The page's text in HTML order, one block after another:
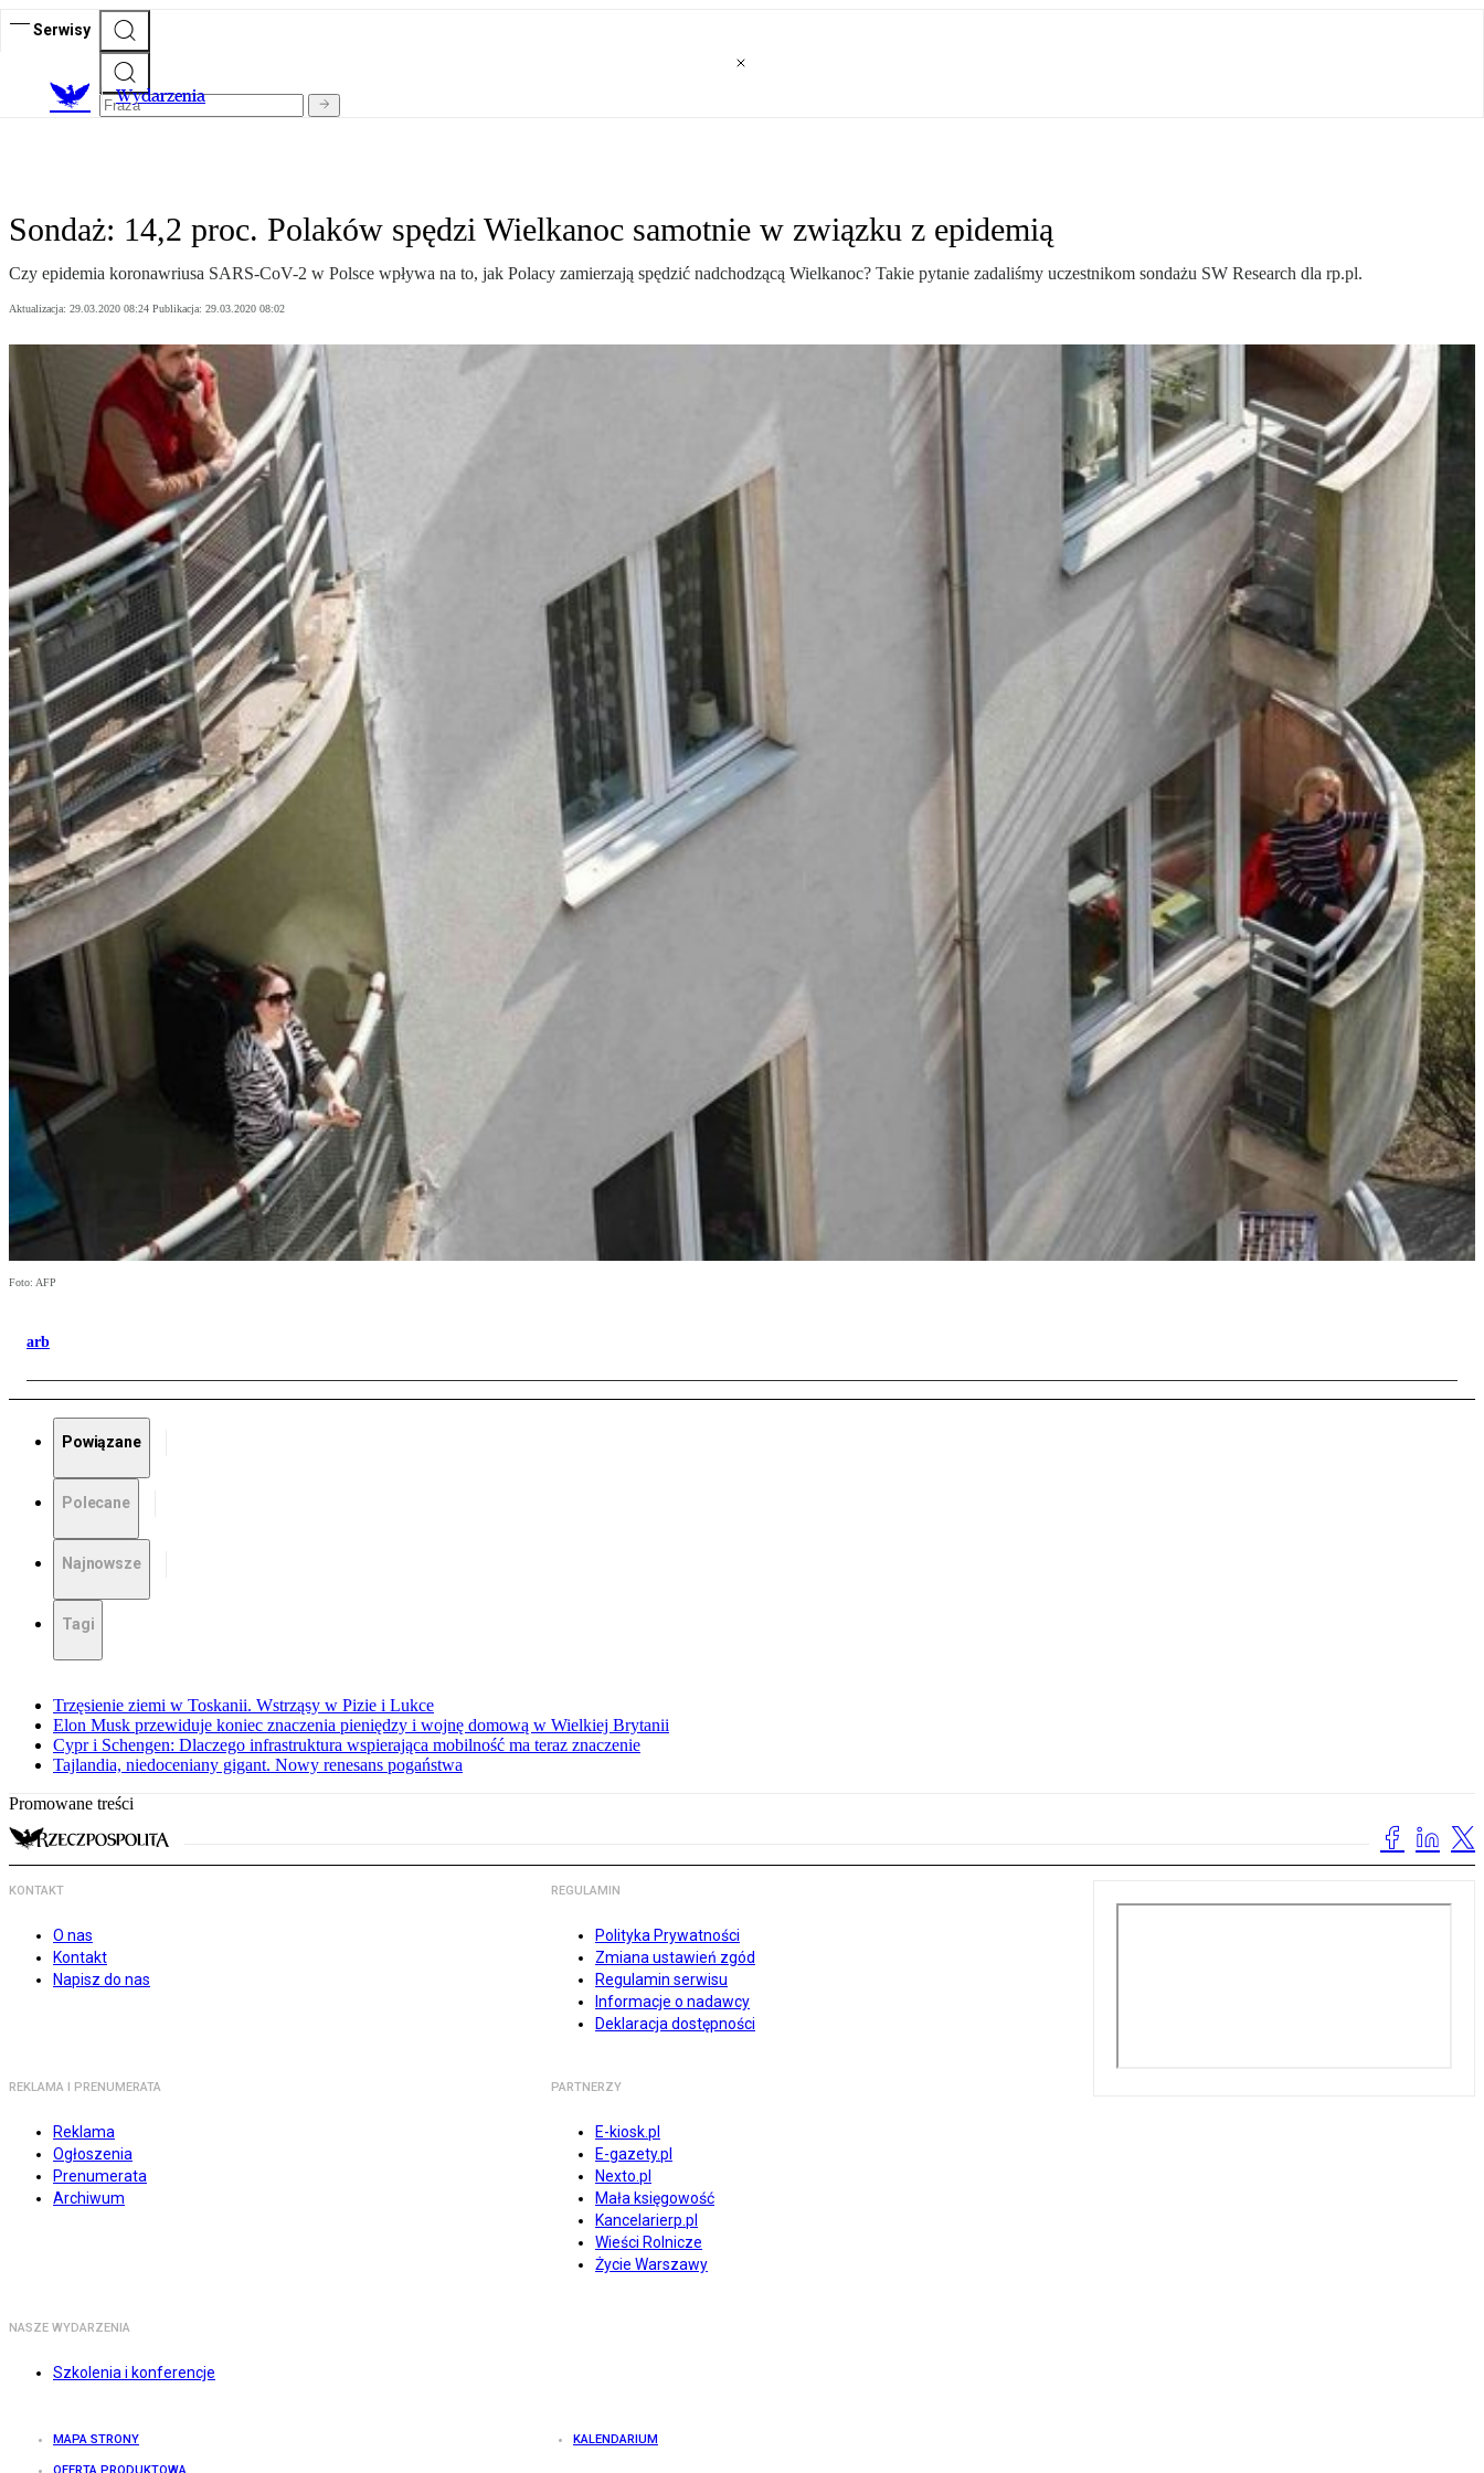
Serwisy
Wydarzenia
Sondaż: 14,2 proc. Polaków spędzi Wielkanoc samotnie w związku z epidemią
Czy epidemia koronawriusa SARS-CoV-2 w Polsce wpływa na to, jak Polacy zamierzają spędzić nadchodzącą Wielkanoc? Takie pytanie zadaliśmy uczestnikom sondażu SW Research dla rp.pl.
Aktualizacja: 29.03.2020 08:24 Publikacja: 29.03.2020 08:02
Foto: AFP
arb
Powiązane
Polecane
Najnowsze
Tagi
Trzęsienie ziemi w Toskanii. Wstrząsy w Pizie i Lukce
Elon Musk przewiduje koniec znaczenia pieniędzy i wojnę domową w Wielkiej Brytanii
Cypr i Schengen: Dlaczego infrastruktura wspierająca mobilność ma teraz znaczenie
Tajlandia, niedoceniany gigant. Nowy renesans pogaństwa
Promowane treści
KONTAKT
O nas
Kontakt
Napisz do nas
REGULAMIN
Polityka Prywatności
Zmiana ustawień zgód
Regulamin serwisu
Informacje o nadawcy
Deklaracja dostępności
REKLAMA I PRENUMERATA
Reklama
Ogłoszenia
Prenumerata
Archiwum
PARTNERZY
E-kiosk.pl
E-gazety.pl
Nexto.pl
Mała księgowość
Kancelarierp.pl
Wieści Rolnicze
Życie Warszawy
NASZE WYDARZENIA
Szkolenia i konferencje
MAPA STRONY KALENDARIUM